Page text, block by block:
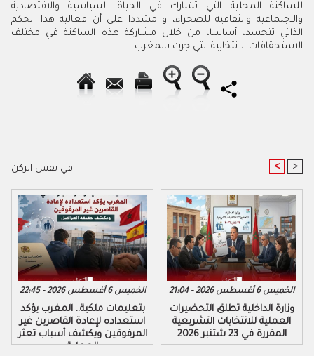
للساكنة المحلية التي تشارك في الحياة السياسية والاقتصادية
والاجتماعية والثقافية للصحراء، و مشددا على أن فعالية هذا الحكم
الذاتي تتجسد، أساسا، من خلال مشاركة هذه الساكنة في مختلف
الاستحقاقات الانتخابية التي جرت بالمغرب.
في نفس الركن < >
الخميس 6 أغسطس 2026 - 22:45
بتعليمات ملكية.. المغرب يؤكد
استعداده لإعادة القاصرين غير
المرفوقين ويكشف أسباب تعثر
العملية
الخميس 6 أغسطس 2026 - 21:04
وزارة الداخلية تطلق التحضيرات
العملية للانتخابات التشريعية
المقررة في 23 شتنبر 2026